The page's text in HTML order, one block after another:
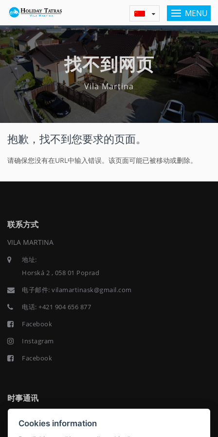
MENU
找不到网页
Vila Martina
抱歉，找不到您要求的页面。
请确保您没有在URL中输入错误。该页面可能已被移动或删除。
联系方式
VILA MARTINA
地址:
Horská 2 , 058 01 Poprad
电子邮件: vilamartinask@gmail.com
电话: +421 904 656 877
Facebook
Instagram
Facebook
时事通讯
Cookies information